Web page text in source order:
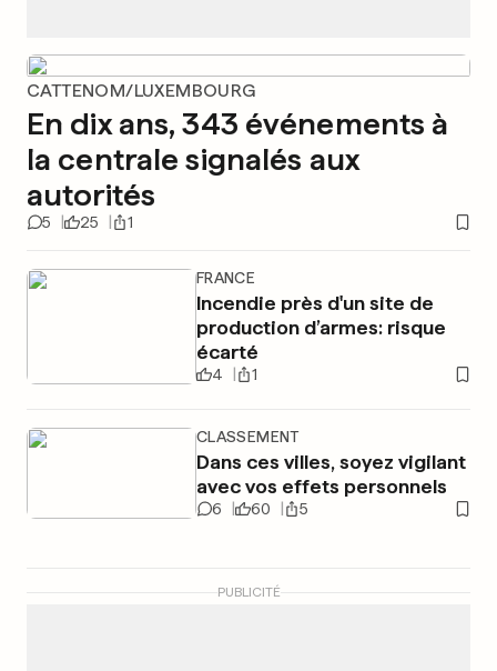
CATTENOM/LUXEMBOURG
En dix ans, 343 événements à
la centrale signalés aux
autorités
5 25 1
FRANCE
Incendie près d'un site de
production d’armes: risque
écarté
4 1
CLASSEMENT
Dans ces villes, soyez vigilant
avec vos effets personnels
6 60 5
PUBLICITÉ